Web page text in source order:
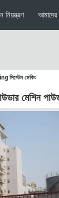
নিয়ন্ত্রণ আমাদের
সিস্টেম মেকিং
পাউডার মেশিন